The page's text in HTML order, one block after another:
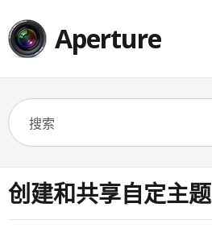
Aperture
创建和共享自定主题